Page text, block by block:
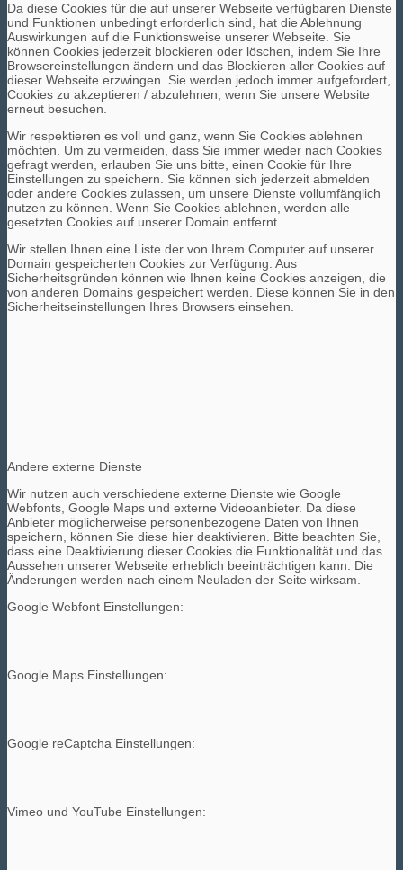
Da diese Cookies für die auf unserer Webseite verfügbaren Dienste
und Funktionen unbedingt erforderlich sind, hat die Ablehnung
Auswirkungen auf die Funktionsweise unserer Webseite. Sie
können Cookies jederzeit blockieren oder löschen, indem Sie Ihre
Browsereinstellungen ändern und das Blockieren aller Cookies auf
dieser Webseite erzwingen. Sie werden jedoch immer aufgefordert,
Cookies zu akzeptieren / abzulehnen, wenn Sie unsere Website
erneut besuchen.
Wir respektieren es voll und ganz, wenn Sie Cookies ablehnen
möchten. Um zu vermeiden, dass Sie immer wieder nach Cookies
gefragt werden, erlauben Sie uns bitte, einen Cookie für Ihre
Einstellungen zu speichern. Sie können sich jederzeit abmelden
oder andere Cookies zulassen, um unsere Dienste vollumfänglich
nutzen zu können. Wenn Sie Cookies ablehnen, werden alle
gesetzten Cookies auf unserer Domain entfernt.
Wir stellen Ihnen eine Liste der von Ihrem Computer auf unserer
Domain gespeicherten Cookies zur Verfügung. Aus
Sicherheitsgründen können wie Ihnen keine Cookies anzeigen, die
von anderen Domains gespeichert werden. Diese können Sie in den
Sicherheitseinstellungen Ihres Browsers einsehen.
Andere externe Dienste
Wir nutzen auch verschiedene externe Dienste wie Google
Webfonts, Google Maps und externe Videoanbieter. Da diese
Anbieter möglicherweise personenbezogene Daten von Ihnen
speichern, können Sie diese hier deaktivieren. Bitte beachten Sie,
dass eine Deaktivierung dieser Cookies die Funktionalität und das
Aussehen unserer Webseite erheblich beeinträchtigen kann. Die
Änderungen werden nach einem Neuladen der Seite wirksam.
Google Webfont Einstellungen:
Google Maps Einstellungen:
Google reCaptcha Einstellungen:
Vimeo und YouTube Einstellungen: